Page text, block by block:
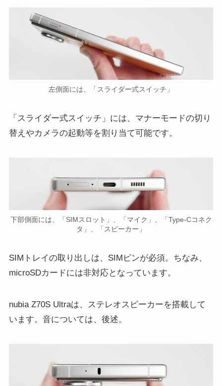
左側面には、「スライダー式スイッチ」
「スライダー式スイッチ」には、マナーモードの切り
替えやカメラの起動等を割り当て可能です。
下部側面には、「SIMスロット」、「マイク」、「Type-Cコネク
タ」、「スピーカー」
SIMトレイの取り出しは、SIMピンが必須。ちなみ、
microSDカードには非対応となっています。
nubia Z70S Ultraは、ステレオスピーカーを搭載して
います。音については、後述。